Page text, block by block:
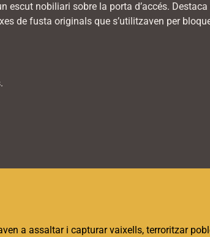
escut nobiliari sobre la porta d’accés.
de fusta originals que s’utilitzaven per
a assaltar i capturar vaixells, terroritzar